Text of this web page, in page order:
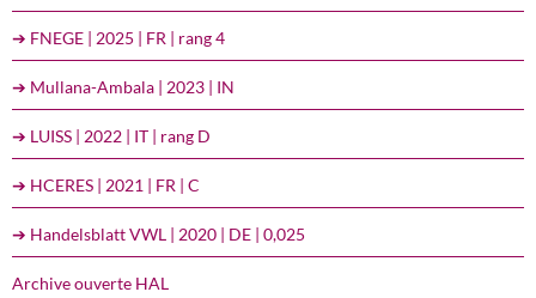
➔ FNEGE | 2025 | FR | rang 4
➔ Mullana-Ambala | 2023 | IN
➔ LUISS | 2022 | IT | rang D
➔ HCERES | 2021 | FR | C
➔ Handelsblatt VWL | 2020 | DE | 0,025
Archive ouverte HAL